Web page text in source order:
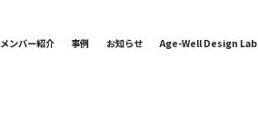
メンバー紹介 事例 お知らせ Age-Well Design Lab